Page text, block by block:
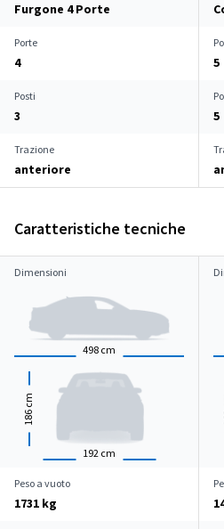
Furgone 4 Porte
Porte
4 5
Posti
3 5
Trazione
anteriore
Caratteristiche tecniche
Dimensioni
498 cm
192 cm
186
cm
Peso a vuoto
1731 kg